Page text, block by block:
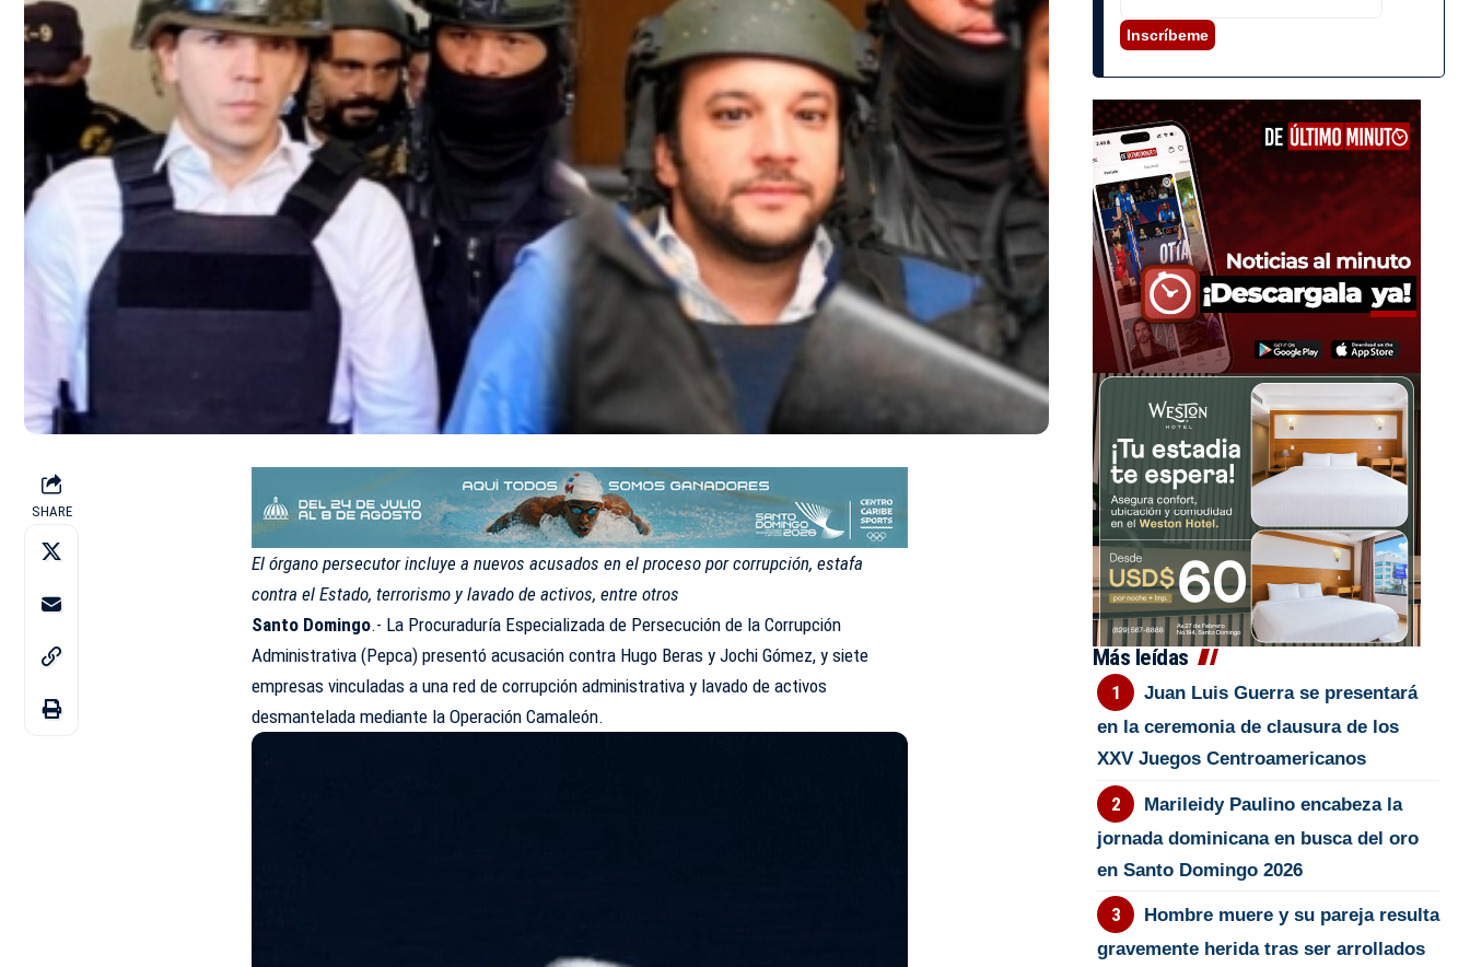
SHARE
El órgano persecutor incluye a nuevos acusados en el proceso por corrupción, estafa
contra el Estado, terrorismo y lavado de activos, entre otros
Santo Domingo.- La Procuraduría Especializada de Persecución de la Corrupción
Administrativa (Pepca) presentó acusación contra Hugo Beras y Jochi Gómez, y siete
empresas vinculadas a una red de corrupción administrativa y lavado de activos
desmantelada mediante la Operación Camaleón.
Inscríbeme
Más leídas
Juan Luis Guerra se presentará
en la ceremonia de clausura de los
XXV Juegos Centroamericanos
Marileidy Paulino encabeza la
jornada dominicana en busca del oro
en Santo Domingo 2026
Hombre muere y su pareja resulta
gravemente herida tras ser arrollados